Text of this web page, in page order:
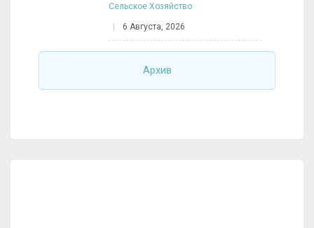
Сельское Хозяйство
6 Августа, 2026
Архив